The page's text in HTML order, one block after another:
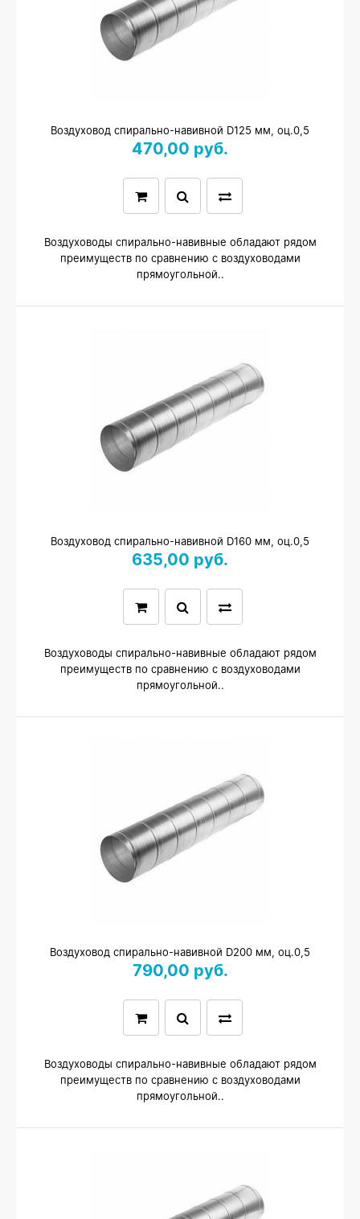
Воздуховод спирально-навивной D125 мм, оц.0,5
470,00 руб.
Воздуховоды спирально-навивные обладают рядом
преимуществ по сравнению с воздуховодами
прямоугольной..
Воздуховод спирально-навивной D160 мм, оц.0,5
635,00 руб.
Воздуховоды спирально-навивные обладают рядом
преимуществ по сравнению с воздуховодами
прямоугольной..
Воздуховод спирально-навивной D200 мм, оц.0,5
790,00 руб.
Воздуховоды спирально-навивные обладают рядом
преимуществ по сравнению с воздуховодами
прямоугольной..